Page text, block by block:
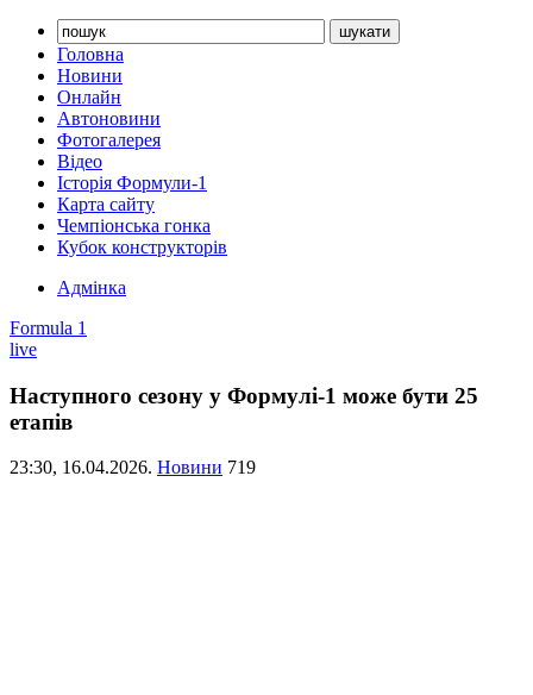
Головна
Новини
Онлайн
Автоновини
Фотогалерея
Відео
Історія Формули-1
Карта сайту
Чемпіонська гонка
Кубок конструкторів
Адмінка
Formula 1
live
Наступного сезону у Формулі-1 може бути 25
етапів
23:30, 16.04.2026. Новини 719